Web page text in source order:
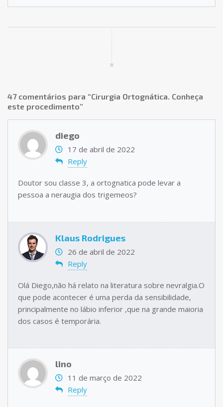
47 comentários para “Cirurgia Ortognática. Conheça
este procedimento”
diego
17 de abril de 2022
Reply
Doutor sou classe 3, a ortognatica pode levar a
pessoa a neraugia dos trigemeos?
Klaus Rodrigues
26 de abril de 2022
Reply
Olá Diego,não há relato na literatura sobre nevralgia.O
que pode acontecer é uma perda da sensibilidade,
principalmente no lábio inferior ,que na grande maioria
dos casos é temporária.
lino
11 de março de 2022
Reply